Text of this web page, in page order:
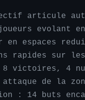
articule
evolant
en espaces
sur les
8 victoires, 4
de la
: 14 buts